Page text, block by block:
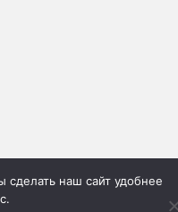
наш сайт удобнее